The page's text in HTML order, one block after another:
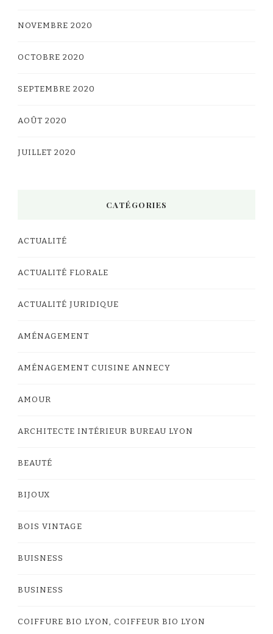
NOVEMBRE 2020
OCTOBRE 2020
SEPTEMBRE 2020
AOÛT 2020
JUILLET 2020
CATÉGORIES
ACTUALITÉ
ACTUALITÉ FLORALE
ACTUALITÉ JURIDIQUE
AMÉNAGEMENT
AMÉNAGEMENT CUISINE ANNECY
AMOUR
ARCHITECTE INTÉRIEUR BUREAU LYON
BEAUTÉ
BIJOUX
BOIS VINTAGE
BUISNESS
BUSINESS
COIFFURE BIO LYON, COIFFEUR BIO LYON